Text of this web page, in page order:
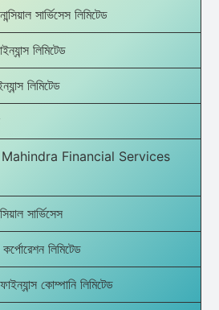
সার্ভিসেস লিমিটেড
লিমিটেড
লিমিটেড
Financial Services
সার্ভিসেস
লিমিটেড
ফাইন্যান্স কোম্পানি লিমিটেড